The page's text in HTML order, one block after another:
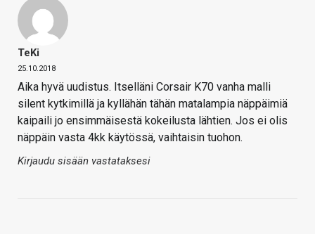
TeKi
25.10.2018
Aika hyvä uudistus. Itselläni Corsair K70 vanha malli
silent kytkimillä ja kyllähän tähän matalampia näppäimiä
kaipaili jo ensimmäisestä kokeilusta lähtien. Jos ei olis
näppäin vasta 4kk käytössä, vaihtaisin tuohon.
Kirjaudu sisään vastataksesi